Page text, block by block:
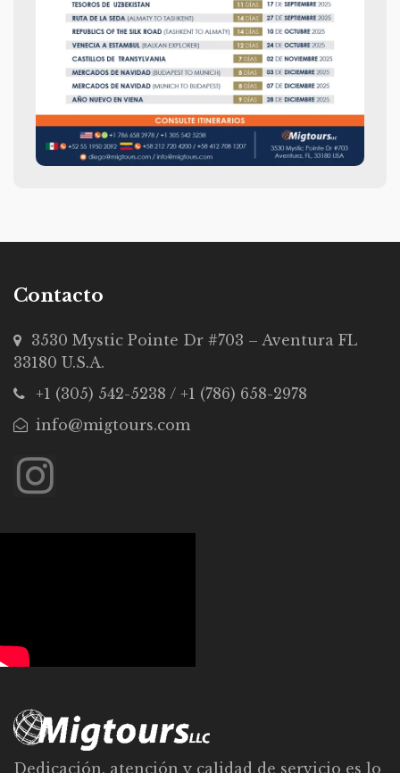
Contacto
3530 Mystic Pointe Dr #703 – Aventura FL
33180 U.S.A.
+1 (305) 542-5238 / +1 (786) 658-2978
info@migtours.com
Dedicación, atención y calidad de servicio es lo